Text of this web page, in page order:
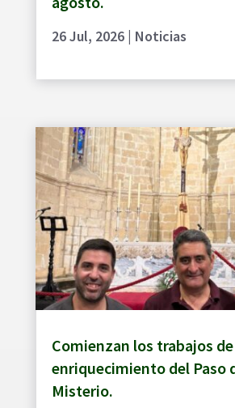
26 Jul, 2026| Noticias
Comienzan los trabajos
enriquecimiento del Paso
Misterio.